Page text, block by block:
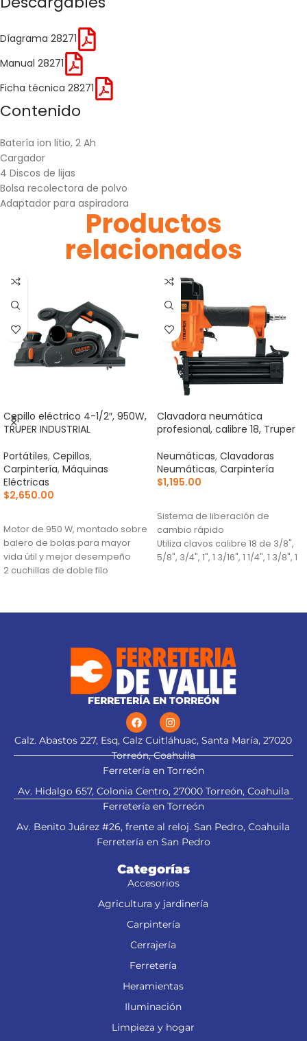
Díagrama 28271
Manual 28271
Ficha técnica 28271
Contenido
Batería ion litio, 2 Ah
Cargador
4 Discos de lijas
Bolsa recolectora de polvo
Adaptador para aspiradora
Productos
relacionados
Cepillo eléctrico 4-1/2″, 950W,
TRUPER INDUSTRIAL
Portátiles, Cepillos,
Carpintería, Máquinas
Eléctricas
$2,650.00
Motor de 950 W, montado sobre
balero de bolas para mayor
vida útil y mejor desempeño
2 cuchillas de doble filo
que las de acero alta velocidad
Clavadora neumática
profesional, calibre 18, Truper
Neumáticas, Clavadoras
Neumáticas, Carpintería
$1,195.00
Sistema de liberación de
cambio rápido
Utiliza clavos calibre 18 de 3/8",
5/8", 3/4", 1", 1 3/16", 1 1/4", 1 3/8", 1
FERRETERÍA EN TORREÓN
Calz. Abastos 227, Esq, Calz Cuitláhuac, Santa María, 27020
Torreón, Coahuila
Ferretería en Torreón
Av. Hidalgo 657, Colonia Centro, 27000 Torreón, Coahuila
Ferretería en Torreón
Av. Benito Juárez #26, frente al reloj. San Pedro, Coahuila
Ferretería en San Pedro
Categorías
Accesorios
Agricultura y jardinería
Carpintería
Cerrajería
Ferretería
Heramientas
Iluminación
Limpieza y hogar